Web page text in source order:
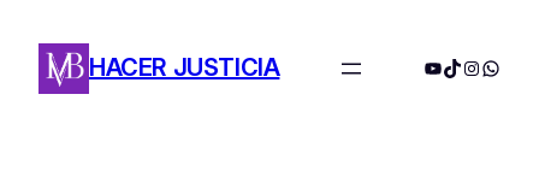
HACER JUSTICIA YouTube
TikTok